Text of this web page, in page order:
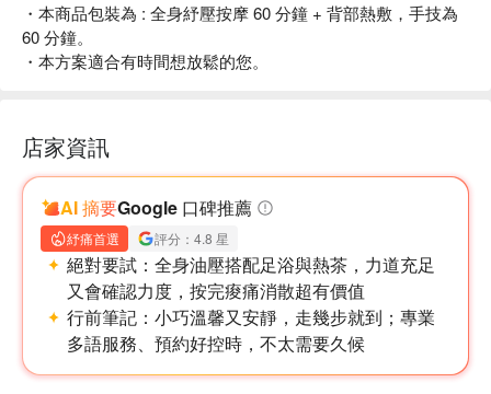
・本商品包裝為 : 全身紓壓按摩 60 分鐘 + 背部熱敷，手技為
60 分鐘。
・本方案適合有時間想放鬆的您。
店家資訊
AI 摘要Google 口碑推薦
紓痛首選 評分：4.8 星
絕對要試： 全身油壓搭配足浴與熱茶，力道充足
又會確認力度，按完痠痛消散超有價值
行前筆記： 小巧溫馨又安靜，走幾步就到；專業
多語服務、預約好控時，不太需要久候